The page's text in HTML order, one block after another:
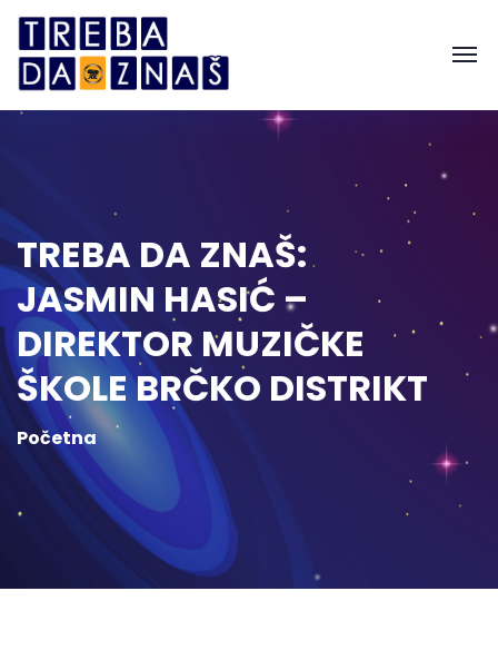
TREBA DA ZNAŠ:
JASMIN HASIĆ –
DIREKTOR MUZIČKE
ŠKOLE BRČKO DISTRIKT
Početna